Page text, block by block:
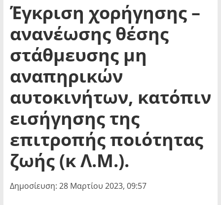
Έγκριση χορήγησης –
ανανέωσης θέσης
στάθμευσης μη
αναπηρικών
αυτοκινήτων, κατόπιν
εισήγησης της
επιτροπής ποιότητας
ζωής (κ Λ.Μ.).
Δημοσίευση: 28 Μαρτίου 2023, 09:57